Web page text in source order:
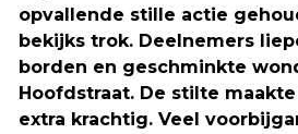
opvallende stille actie
bekijks trok. Deelnemers
borden en geschminkte
Hoofdstraat. De stilte
extra krachtig. Veel